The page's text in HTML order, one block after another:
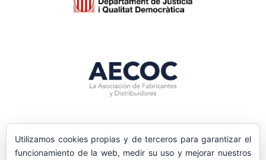
Utilizamos cookies propias y de terceros para garantizar el
funcionamiento de la web, medir su uso y mejorar nuestros